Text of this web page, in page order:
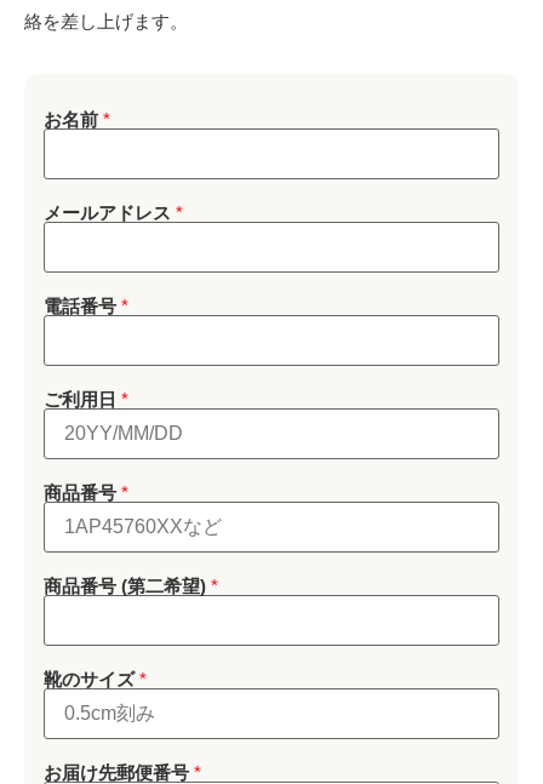
絡を差し上げます。
お名前 *
メールアドレス *
電話番号 *
ご利用日 *
(
第
望
商
号
商品番号 *
商品番号 (第二希望) *
靴のサイズ*
お届け先郵便番号 *